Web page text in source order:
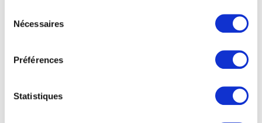
Nécessaires
Préférences
Statistiques